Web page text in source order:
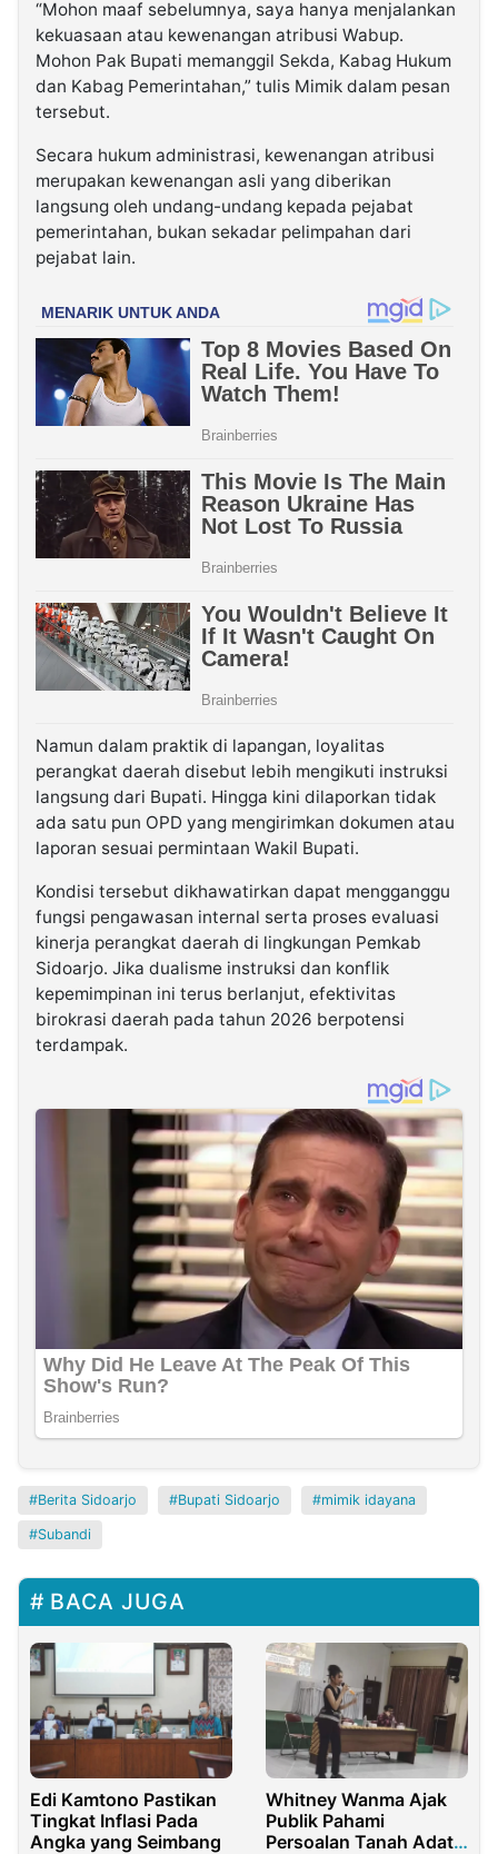
“Mohon maaf sebelumnya, saya hanya menjalankan
kekuasaan atau kewenangan atribusi Wabup.
Mohon Pak Bupati memanggil Sekda, Kabag Hukum
dan Kabag Pemerintahan,” tulis Mimik dalam pesan
tersebut.
Secara hukum administrasi, kewenangan atribusi
merupakan kewenangan asli yang diberikan
langsung oleh undang-undang kepada pejabat
pemerintahan, bukan sekadar pelimpahan dari
pejabat lain.
Namun dalam praktik di lapangan, loyalitas
perangkat daerah disebut lebih mengikuti instruksi
langsung dari Bupati. Hingga kini dilaporkan tidak
ada satu pun OPD yang mengirimkan dokumen atau
laporan sesuai permintaan Wakil Bupati.
Kondisi tersebut dikhawatirkan dapat mengganggu
fungsi pengawasan internal serta proses evaluasi
kinerja perangkat daerah di lingkungan Pemkab
Sidoarjo. Jika dualisme instruksi dan konflik
kepemimpinan ini terus berlanjut, efektivitas
birokrasi daerah pada tahun 2026 berpotensi
terdampak.
Berita Sidoarjo Bupati Sidoarjo mimik idayana
Subandi
BACA JUGA
Edi Kamtono Pastikan
Tingkat Inflasi Pada
Angka yang Seimbang
Whitney Wanma Ajak
Publik Pahami
Persoalan Tanah Adat